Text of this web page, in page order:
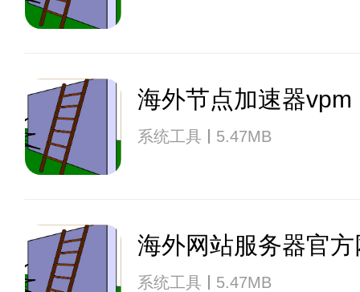
海外节点加速器vpm
系统工具 5.47MB
海外网站服务器官
系统工具 5.47MB